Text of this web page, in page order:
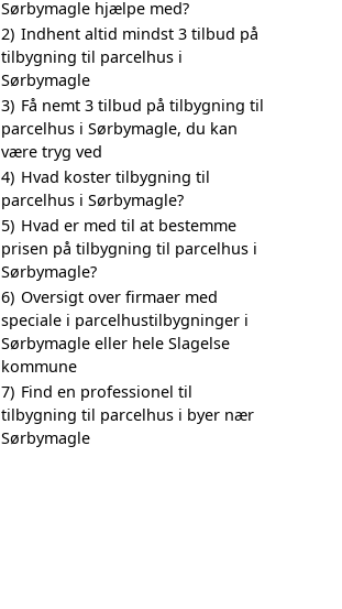
Sørbymagle hjælpe med?
2) Indhent altid mindst 3 tilbud på
tilbygning til parcelhus i
Sørbymagle
3) Få nemt 3 tilbud på tilbygning til
parcelhus i Sørbymagle, du kan
være tryg ved
4) Hvad koster tilbygning til
parcelhus i Sørbymagle?
5) Hvad er med til at bestemme
prisen på tilbygning til parcelhus i
Sørbymagle?
6) Oversigt over firmaer med
speciale i parcelhustilbygninger i
Sørbymagle eller hele Slagelse
kommune
7) Find en professionel til
tilbygning til parcelhus i byer nær
Sørbymagle